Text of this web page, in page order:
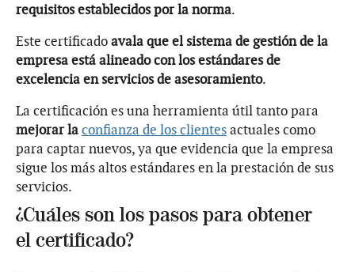
requisitos establecidos por la norma.
Este certificadoavala que el sistema de gestión de la
empresa está alineado con los estándares de
excelencia en servicios de asesoramiento.
La certificación es una herramienta útil tanto para
mejorar laconfianza de los clientesactuales como
para captar nuevos, ya que evidencia que la empresa
sigue los más altos estándares en la prestación de sus
servicios.
¿Cuáles son los pasos para obtener
el certificado?